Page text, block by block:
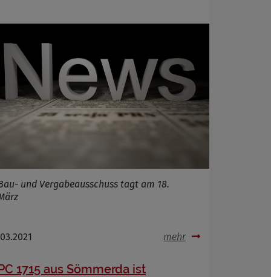
und Vergabeausschuss tagt am 18.
mehr
1715 aus Sömmerda ist